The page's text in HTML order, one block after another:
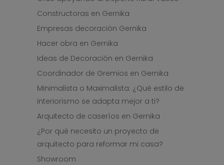
Constructoras en Gernika
Empresas decoración Gernika
Hacer obra en Gernika
Ideas de Decoración en Gernika
Coordinador de Gremios en Gernika
Minimalista o Maximalista: ¿Qué estilo de
interiorismo se adapta mejor a ti?
Arquitecto de caseríos en Gernika
¿Por qué necesito un proyecto de
arquitecto para reformar mi casa?
Showroom